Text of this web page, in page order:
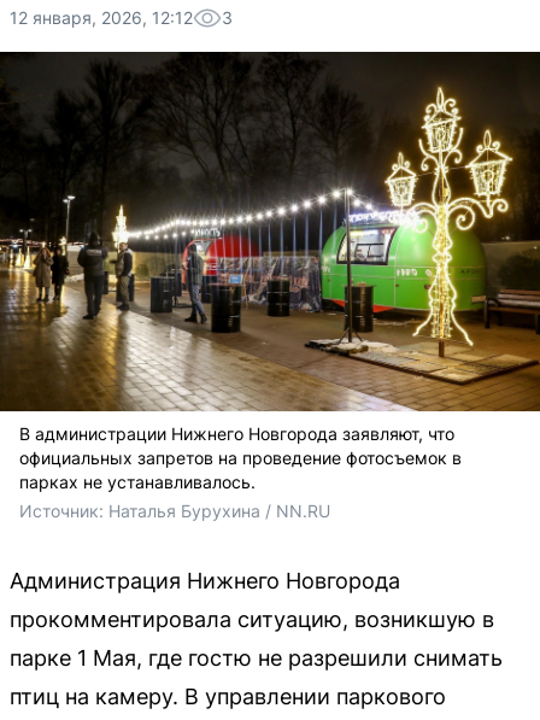
12 января, 2026, 12:12 3
В администрации Нижнего Новгорода заявляют, что
официальных запретов на проведение фотосъемок в
парках не устанавливалось.
Источник: Наталья Бурухина / NN.RU
Администрация Нижнего Новгорода
прокомментировала ситуацию, возникшую в
парке 1 Мая, где гостю не разрешили снимать
птиц на камеру. В управлении паркового